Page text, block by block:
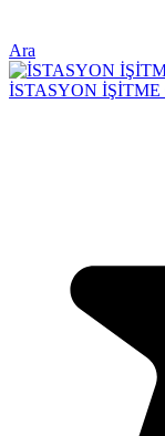
Ara
İSTASYON